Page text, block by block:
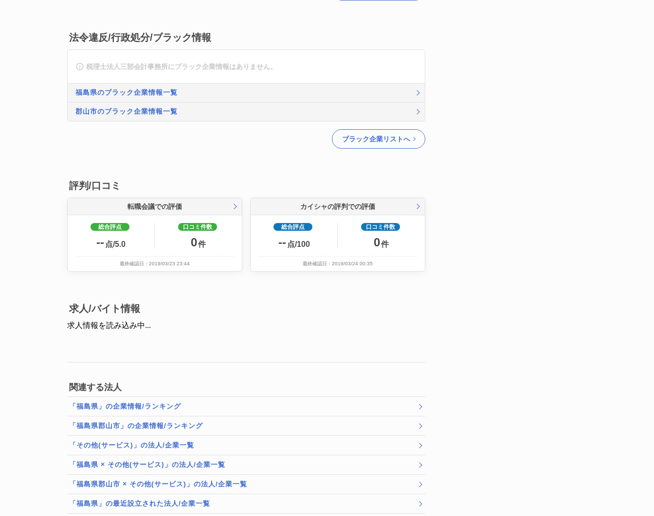
法令違反/行政処分/ブラック情報
税理士法人三部会計事務所にブラック企業情報はありません。
福島県のブラック企業情報一覧
郡山市のブラック企業情報一覧
ブラック企業リストへ
評判/口コミ
転職会議での評価
総合評点
-- 点/5.0
口コミ件数
0件
最終確認日：2019/03/23 23:44
カイシャの評判での評価
総合評点
-- 点/100
口コミ件数
0件
最終確認日：2019/03/24 00:35
求人/バイト情報
求人情報を読み込み中...
関連する法人
「福島県」の企業情報/ランキング
「福島県郡山市」の企業情報/ランキング
「その他(サービス)」の法人/企業一覧
「福島県 × その他(サービス)」の法人/企業一覧
「福島県郡山市 × その他(サービス)」の法人/企業一覧
「福島県」の最近設立された法人/企業一覧